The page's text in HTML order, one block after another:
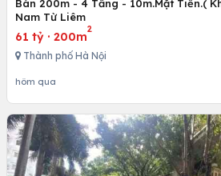
Bán 200m - 4 Tầng - 10m.Mặt Tiền.(
Nam Từ Liêm
61 tỷ · 200m
2
Thành phố Hà Nội
hôm qua